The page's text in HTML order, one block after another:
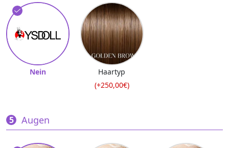
Nein
Haartyp
(+250,00€)
Augen